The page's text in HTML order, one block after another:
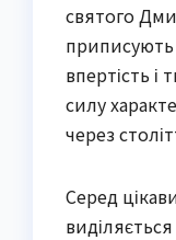
святого
приписують
впертість і
силу
через
Серед